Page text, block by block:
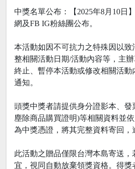
中獎名單公布：【2025年8月10日
網及FB IG粉絲團公布。
本活動如因不可抗力之特殊因以致
整相關活動日期/活動內容等，主辦
終止、暫停本活動或修改相關活動
通知。
頭獎中獎者請提供身分證影本、發
塵除商品購買證明)等相關資料並
為中獎憑證，將其完整資料寄回，
此活動之贈品僅限台灣本島寄送，
宜，視同自動放棄領獎資格。得獎